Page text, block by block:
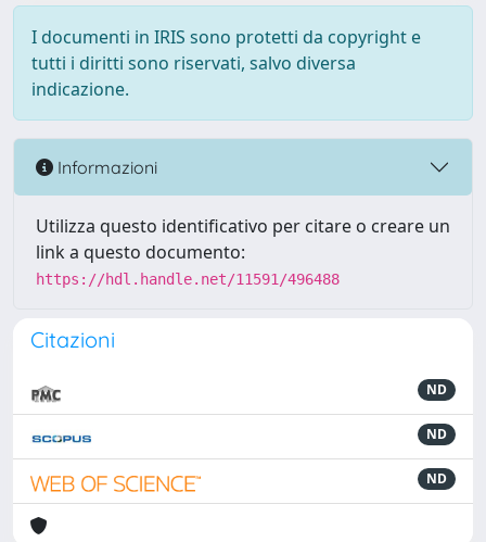
I documenti in IRIS sono protetti da copyright e
tutti i diritti sono riservati, salvo diversa
indicazione.
Informazioni
Utilizza questo identificativo per citare o creare un
link a questo documento:
https://hdl.handle.net/11591/496488
Citazioni
ND
ND
ND